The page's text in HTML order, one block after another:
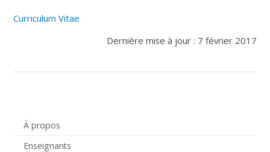
À propos
Enseignants
Curriculum Vitae
Dernière mise à jour : 7 février 2017